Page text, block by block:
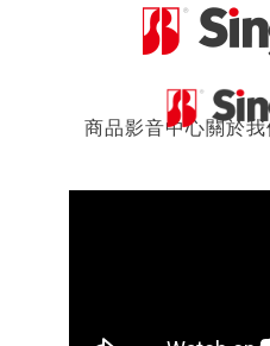
商品影音中心關於